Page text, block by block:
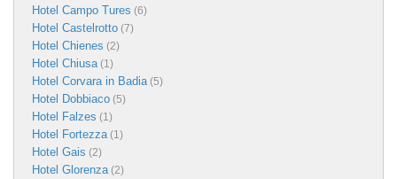
Hotel Campo Tures (6)
Hotel Castelrotto (7)
Hotel Chienes (2)
Hotel Chiusa(1)
Hotel Corvara in Badia(5)
Hotel Dobbiaco (5)
Hotel Falzes (1)
Hotel Fortezza(1)
Hotel Gais (2)
Hotel Glorenza(2)